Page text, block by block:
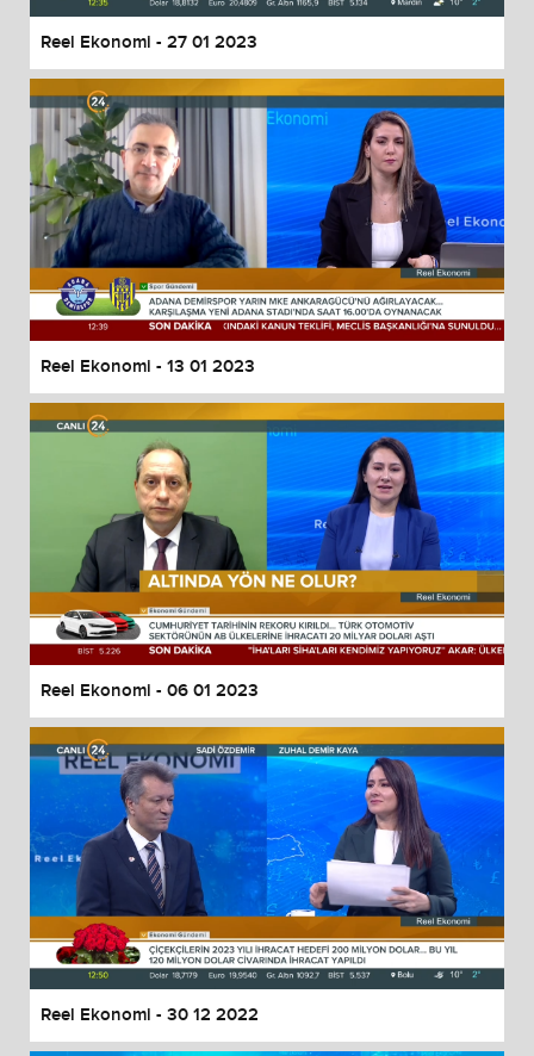
Reel Ekonomi - 27 01 2023
Reel Ekonomi - 13 01 2023
Reel Ekonomi - 06 01 2023
Reel Ekonomi - 30 12 2022